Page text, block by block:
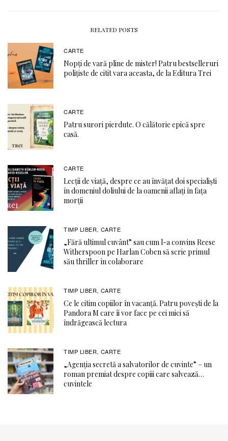
RELATED POSTS
CARTE
Nopți de vară pline de mister! Patru bestselleruri
polițiste de citit vara aceasta, de la Editura Trei
CARTE
Patru surori pierdute. O călătorie epică spre
casă.
CARTE
Lecții de viață, despre ce au învățat doi specialiști
în domeniul doliului de la oamenii aflați în fața
morții
TIMP LIBER , CARTE
„Fără ultimul cuvânt” sau cum l-a convins Reese
Witherspoon pe Harlan Coben să scrie primul
său thriller în colaborare
TIMP LIBER , CARTE
Ce le citim copiilor în vacanță. Patru povești de la
Pandora M care îi vor face pe cei mici să
îndrăgească lectura
TIMP LIBER , CARTE
„Agenția secretă a salvatorilor de cuvinte” – un
roman premiat despre copiii care salvează…
cuvintele